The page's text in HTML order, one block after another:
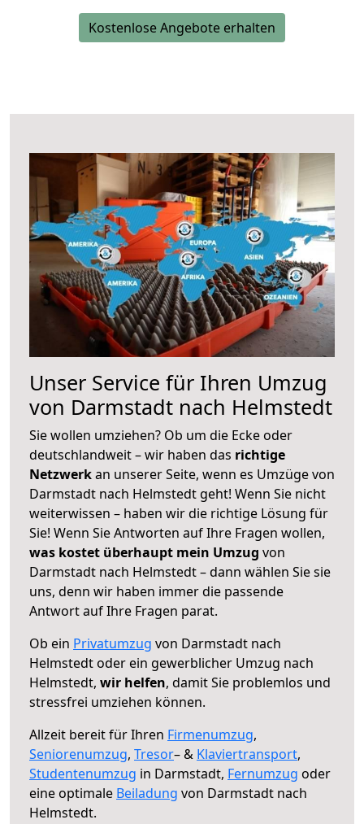
Kostenlose Angebote erhalten
Unser Service für Ihren Umzug
von Darmstadt nach Helmstedt
Sie wollen umziehen? Ob um die Ecke oder
deutschlandweit – wir haben das richtige
Netzwerkan unserer Seite, wenn es Umzüge von
Darmstadt nach Helmstedt geht! Wenn Sie nicht
weiterwissen – haben wir die richtige Lösung für
Sie! Wenn Sie Antworten auf Ihre Fragen wollen,
was kostet überhaupt mein Umzug von
Darmstadt nach Helmstedt – dann wählen Sie sie
uns, denn wir haben immer die passende
Antwort auf Ihre Fragen parat.
Ob ein Privatumzug von Darmstadt nach
Helmstedt oder ein gewerblicher Umzug nach
Helmstedt, wir helfen, damit Sie problemlos und
stressfrei umziehen können.
Allzeit bereit für Ihren Firmenumzug,
Seniorenumzug, Tresor– & Klaviertransport,
Studentenumzug in Darmstadt, Fernumzug oder
eine optimale Beiladung von Darmstadt nach
Helmstedt.